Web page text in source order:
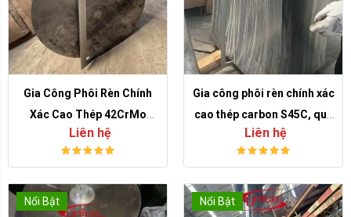
Gia Công Phôi Rèn Chính
Xác Cao Thép 42CrMo
Theo Bản Vẽ, Tối Ưu Chi
Phí
Liên hệ
Gia công phôi rèn chính xác
cao thép carbon S45C, quy
trình rèn đến CNC hoàn
thiện
Liên hệ
Nổi Bật Nổi Bật